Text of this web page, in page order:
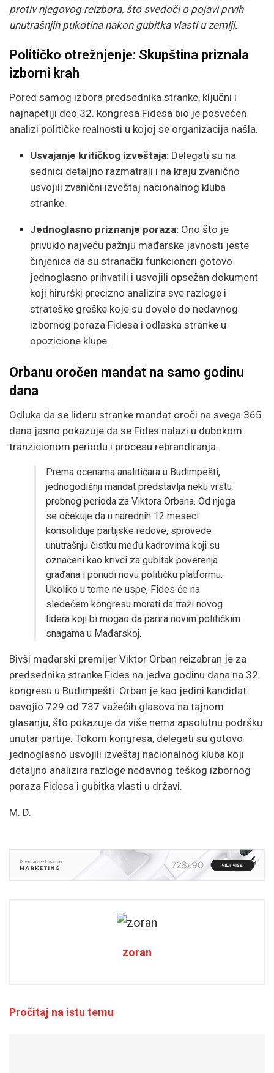
protiv njegovog reizbora, što svedoči o pojavi prvih
unutrašnjih pukotina nakon gubitka vlasti u zemlji.
Političko otrežnjenje: Skupština priznala
izborni krah
Pored samog izbora predsednika stranke, ključni i
najnapetiji deo 32. kongresa Fidesa bio je posvećen
analizi političke realnosti u kojoj se organizacija našla.
Usvajanje kritičkog izveštaja: Delegati su na
sednici detaljno razmatrali i na kraju zvanično
usvojili zvanični izveštaj nacionalnog kluba
stranke.
Jednoglasno priznanje poraza: Ono što je
privuklo najveću pažnju mađarske javnosti jeste
činjenica da su stranački funkcioneri gotovo
jednoglasno prihvatili i usvojili opsežan dokument
koji hirurški precizno analizira sve razloge i
strateške greške koje su dovele do nedavnog
izbornog poraza Fidesa i odlaska stranke u
opozicione klupe.
Orbanu oročen mandat na samo godinu
dana
Odluka da se lideru stranke mandat oroči na svega 365
dana jasno pokazuje da se Fides nalazi u dubokom
tranzicionom periodu i procesu rebrandiranja.
Prema ocenama analitičara u Budimpešti,
jednogodišnji mandat predstavlja neku vrstu
probnog perioda za Viktora Orbana. Od njega
se očekuje da u narednih 12 meseci
konsoliduje partijske redove, sprovede
unutrašnju čistku među kadrovima koji su
označeni kao krivci za gubitak poverenja
građana i ponudi novu političku platformu.
Ukoliko u tome ne uspe, Fides će na
sledećem kongresu morati da traži novog
lidera koji bi mogao da parira novim političkim
snagama u Mađarskoj.
Bivši mađarski premijer Viktor Orban reizabran je za
predsednika stranke Fides na jedva godinu dana na 32.
kongresu u Budimpešti. Orban je kao jedini kandidat
osvojio 729 od 737 važećih glasova na tajnom
glasanju, što pokazuje da više nema apsolutnu podršku
unutar partije. Tokom kongresa, delegati su gotovo
jednoglasno usvojili izveštaj nacionalnog kluba koji
detaljno analizira razloge nedavnog teškog izbornog
poraza Fidesa i gubitka vlasti u državi.
M. D.
zoran
Pročitaj na istu temu